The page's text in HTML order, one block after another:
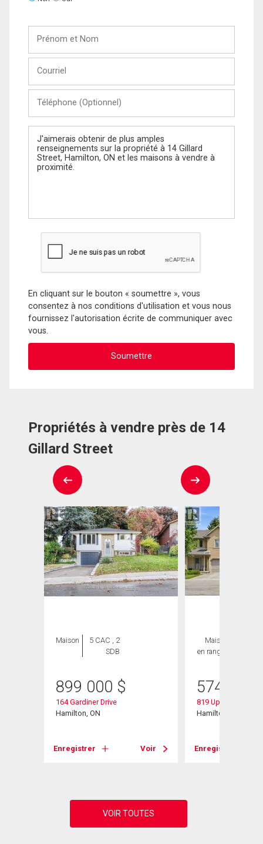
Nom
(Optionnel)
Message
En cliquant sur le bouton « soumettre », vous
consentez à nos conditions d'utilisation et vous nous
fournissez l'autorisation écrite de communiquer avec
vous.
Propriétés à vendre près de 14
Gillard Street
Maison
5 CAC , 2
SDB
899 000 $
164 Gardiner Drive
Hamilton, ON
Enregistrer Voir
Maison
en rangée
574 900
819 Upper
Hamilton, ON
Enregistrer